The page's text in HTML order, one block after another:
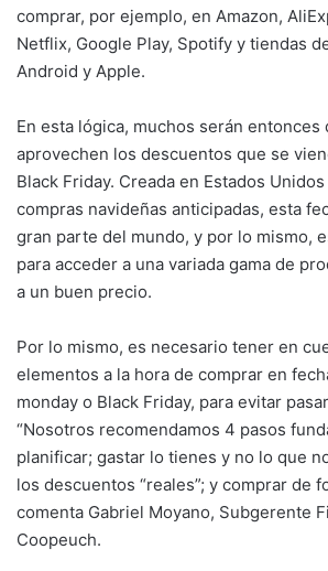
comprar, por ejemplo, en Amazon,
Netflix, Google Play, Spotify y tiendas
Android y Apple.
En esta lógica, muchos serán entonces
aprovechen los descuentos que se
Black Friday. Creada en Estados
compras navideñas anticipadas, esta
gran parte del mundo, y por lo mismo,
para acceder a una variada gama de
a un buen precio.
Por lo mismo, es necesario tener en
elementos a la hora de comprar en
monday o Black Friday, para evitar
“Nosotros recomendamos 4 pasos
planificar; gastar lo tienes y no lo que
los descuentos “reales”; y comprar de
comenta Gabriel Moyano, Subgerente
Coopeuch.